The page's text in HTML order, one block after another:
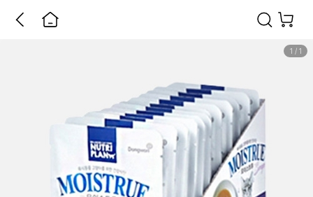
1 / 1